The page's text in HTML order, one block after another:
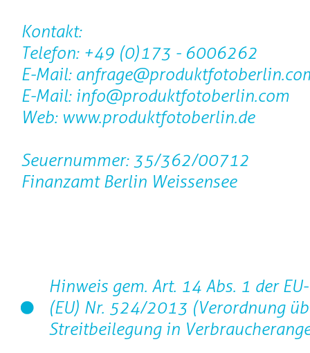
Kontakt:
Telefon: +49 (0)173 - 6006262
E-Mail:
E-Mail: info@produktfotoberlin.com
Web: www.produktfotoberlin.de
Seuernummer: 35/362/00712
Finanzamt Berlin Weissensee
Hinweis gem. Art. 14 Abs. 1 der
(EU) Nr. 524/2013 (Verordnung
Streitbeilegung in